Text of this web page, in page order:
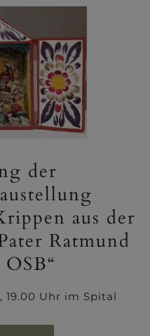
der
aus der
Ratmund
19.00 Uhr im Spital